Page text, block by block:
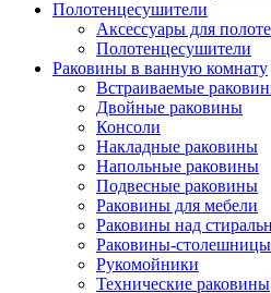
Полотенцесушители
Аксессуары для
Полотенцесушители
Раковины в ванную комнату
Встраиваемые
Двойные раковины
Консоли
Накладные раковины
Напольные раковины
Подвесные раковины
Раковины для мебели
Раковины над
Раковины-
Рукомойники
Технические раковины